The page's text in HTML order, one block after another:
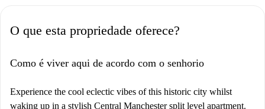
O que esta propriedade oferece?
Como é viver aqui de acordo com o senhorio
Experience the cool eclectic vibes of this historic city whilst
waking up in a stylish Central Manchester split level apartment.